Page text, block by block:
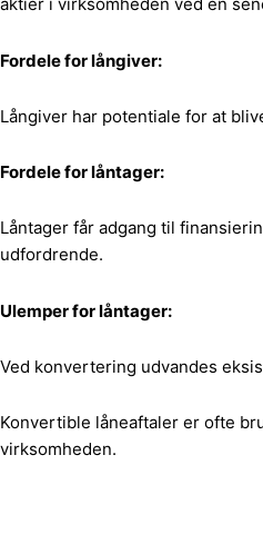
aktier i virksomheden ved en
Fordele for långiver:
Långiver har potentiale for at
Fordele for låntager:
Låntager får adgang til
udfordrende.
Ulemper for låntager:
Ved konvertering udvandes
Konvertible låneaftaler er ofte
virksomheden.